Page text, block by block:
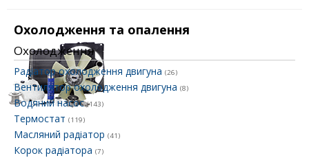
Охолодження та опалення
Охолодження
Радіатор охолодження двигуна (26)
Вентилятор охолодження двигуна (8)
Водяний насос(143)
Термостат (119)
Масляний радіатор (41)
Корок радіатора (7)